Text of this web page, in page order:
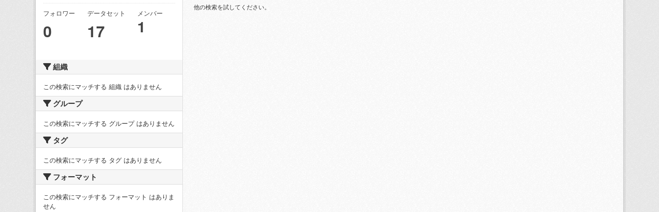
フォロワー
0
データセット
17
メンバー
1
組織
この検索にマッチする 組織 はありません
グループ
この検索にマッチする グループ はありません
タグ
この検索にマッチする タグ はありません
フォーマット
この検索にマッチする フォーマット はありま
せん
他の検索を試してください。